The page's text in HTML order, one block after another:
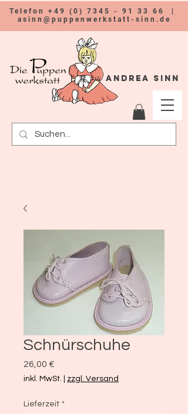
Telefon +49 (0) 7345 - 91 33 66
asinn@puppenwerkstatt-sinn.de
Andrea Sinn
Schnürschuhe
26,00 €
inkl. MwSt. zzgl. Versand
Lieferzeit *